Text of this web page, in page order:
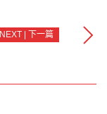
NEXT | 下一篇